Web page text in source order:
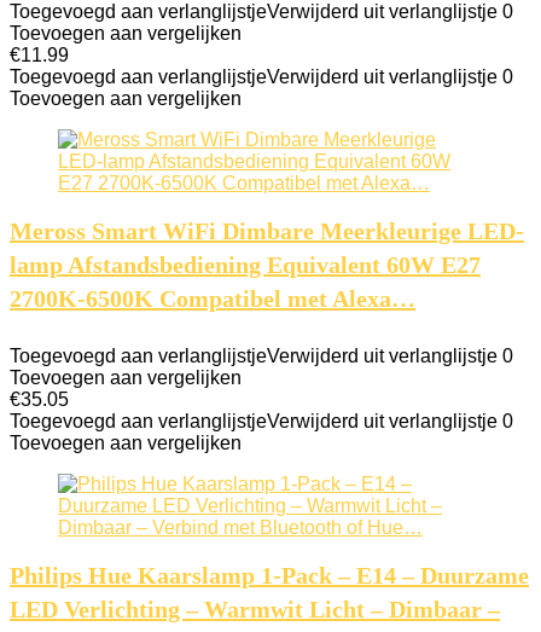
Toegevoegd aan verlanglijstjeVerwijderd uit verlanglijstje 0
Toevoegen aan vergelijken
€11.99
Toegevoegd aan verlanglijstjeVerwijderd uit verlanglijstje 0
Toevoegen aan vergelijken
Meross Smart WiFi Dimbare Meerkleurige LED-
lamp Afstandsbediening Equivalent 60W E27
2700K-6500K Compatibel met Alexa…
Toegevoegd aan verlanglijstjeVerwijderd uit verlanglijstje 0
Toevoegen aan vergelijken
€35.05
Toegevoegd aan verlanglijstjeVerwijderd uit verlanglijstje 0
Toevoegen aan vergelijken
Philips Hue Kaarslamp 1-Pack – E14 – Duurzame
LED Verlichting – Warmwit Licht – Dimbaar –